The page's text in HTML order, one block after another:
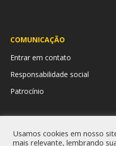
COMUNICAÇÃO
Entrar em contato
Responsabilidade social
Patrocínio
Ouvidoria
Usamos cookies em nosso
mais relevante, lembrando